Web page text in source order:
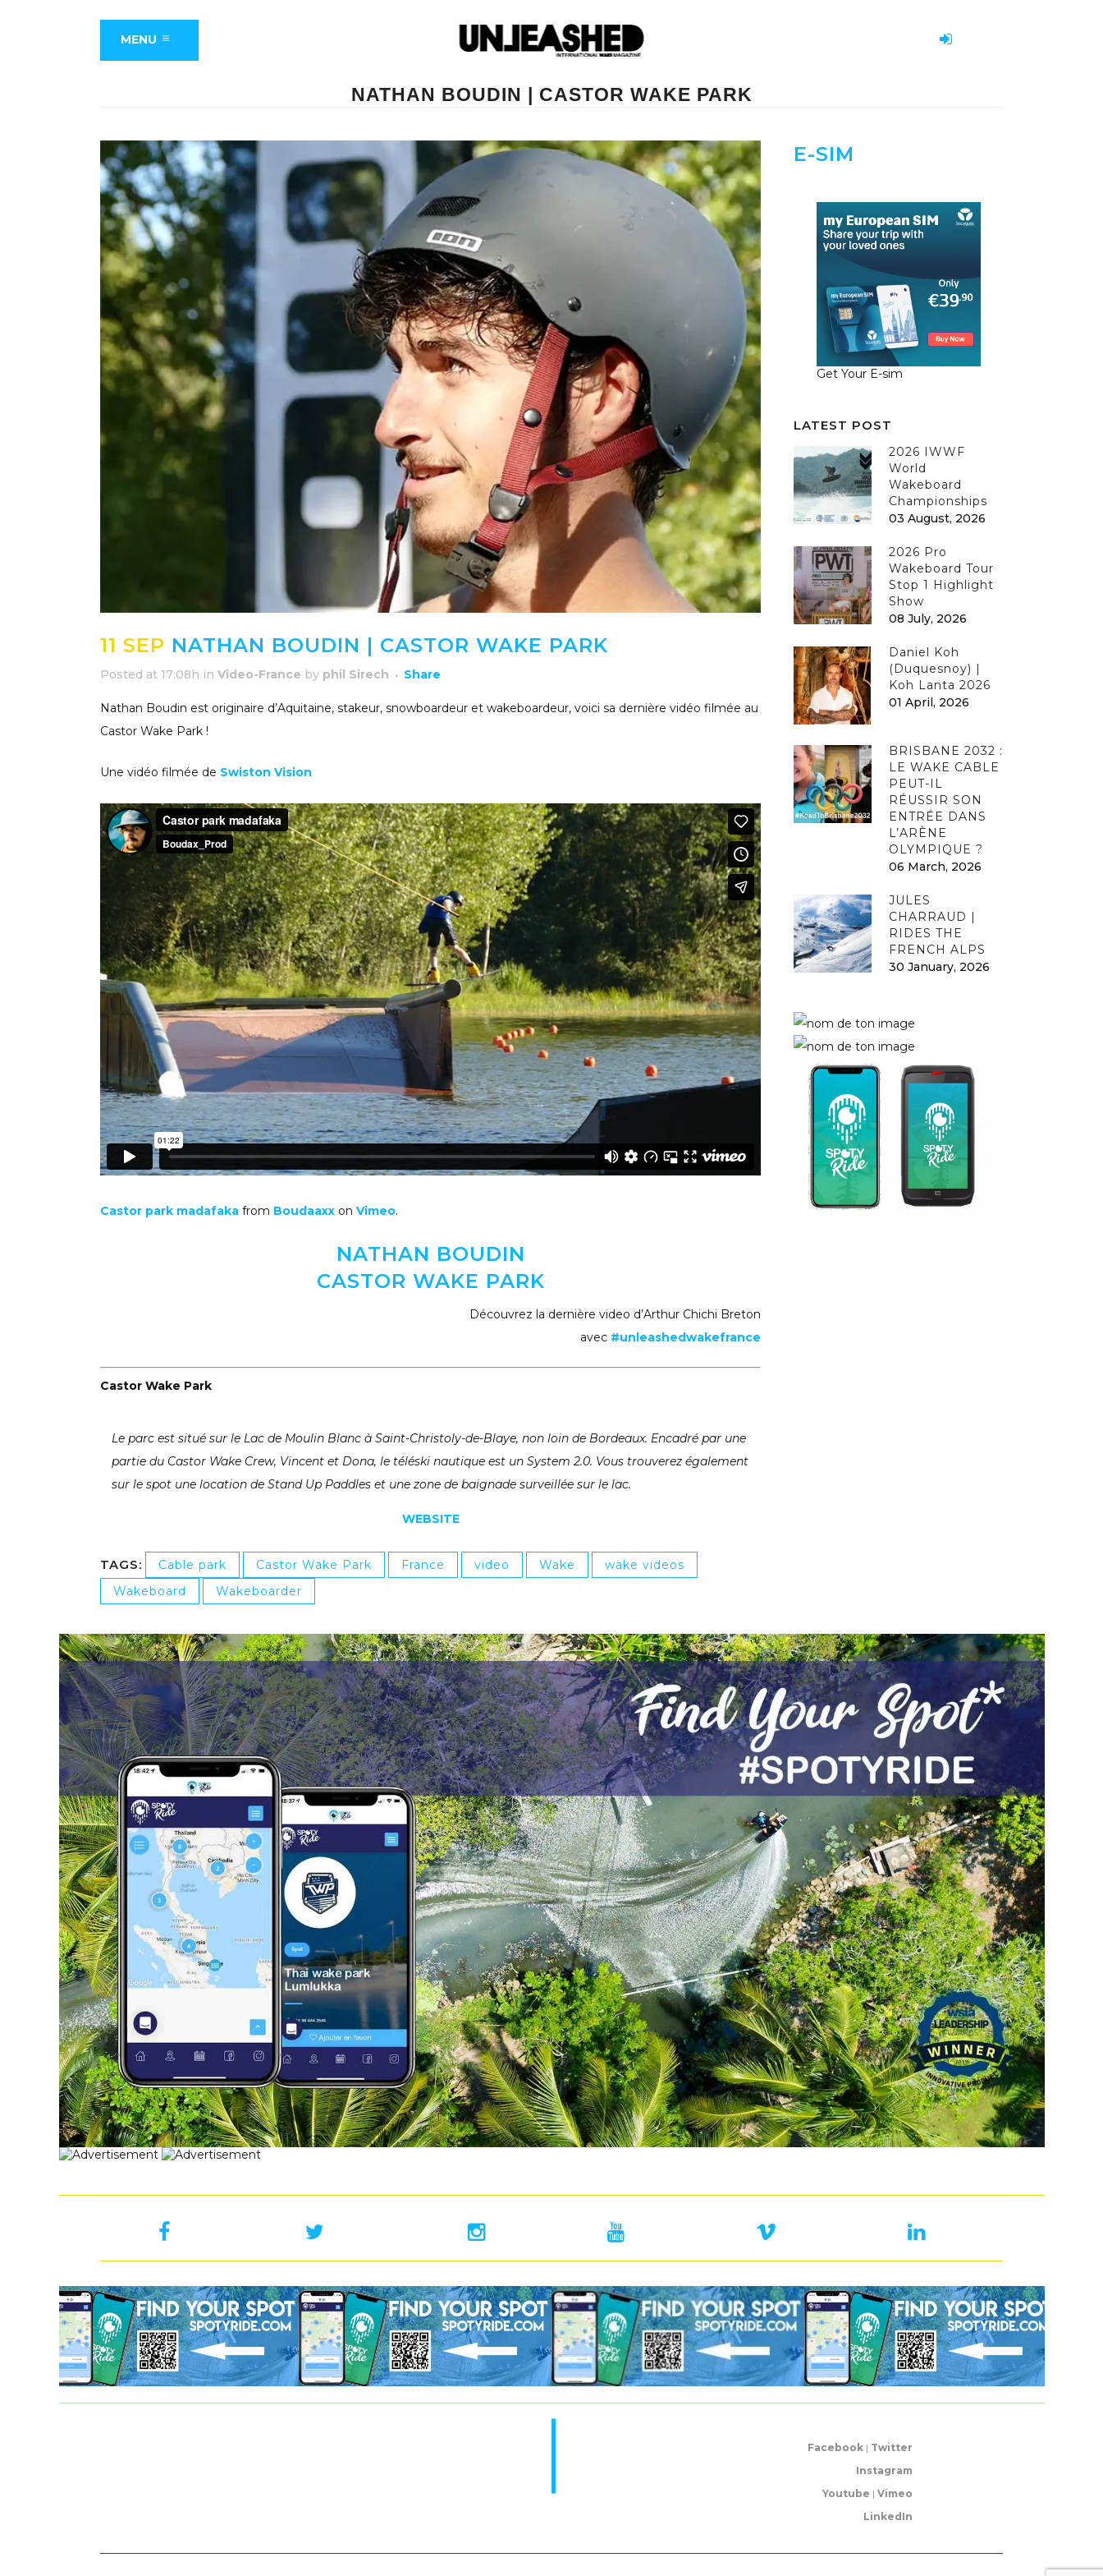
MENU
NATHAN BOUDIN | CASTOR WAKE PARK
11 SEP NATHAN BOUDIN | CASTOR WAKE PARK
Posted at 17:08h in Video-France by phil Sirech Share
Nathan Boudin est originaire d’Aquitaine, stakeur, snowboardeur et wakeboardeur, voici sa dernière vidéo filmée au
Castor Wake Park !
Une vidéo filmée de Swiston Vision
Castor park madafaka from Boudaaxx on Vimeo.
NATHAN BOUDIN
CASTOR WAKE PARK
Découvrez la dernière video d’Arthur Chichi Breton
avec #unleashedwakefrance
Castor Wake Park
Le parc est situé sur le Lac de Moulin Blanc à Saint-Christoly-de-Blaye, non loin de Bordeaux. Encadré par une
partie du Castor Wake Crew, Vincent et Dona, le téléski nautique est un System 2.0. Vous trouverez également
sur le spot une location de Stand Up Paddles et une zone de baignade surveillée sur le lac.
WEBSITE
TAGS: Cable park Castor Wake Park France video Wake
wake videos
Wakeboard
Wakeboarder
E-SIM
Get Your E-sim
LATEST POST
2026 IWWF
World
Wakeboard
Championships
03 August, 2026
2026 Pro
Wakeboard Tour
Stop 1 Highlight
Show
08 July, 2026
Daniel Koh
(Duquesnoy) |
Koh Lanta 2026
01 April, 2026
BRISBANE 2032 :
LE WAKE CABLE
PEUT-IL
RÉUSSIR SON
ENTRÉE DANS
L’ARÈNE
OLYMPIQUE ?
06 March, 2026
JULES
CHARRAUD |
RIDES THE
FRENCH ALPS
30 January, 2026
Facebook | Twitter
Instagram
Youtube | Vimeo
LinkedIn